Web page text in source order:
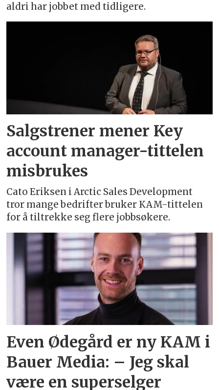
aldri har jobbet med tidligere.
Salgstrener mener Key
account manager-tittelen
misbrukes
Cato Eriksen i Arctic Sales Development
tror mange bedrifter bruker KAM-tittelen
for å tiltrekke seg flere jobbsøkere.
Even Ødegård er ny KAM i
Bauer Media: – Jeg skal
være en superselger